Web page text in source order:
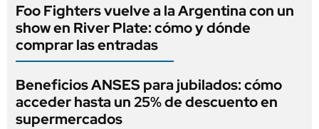
Foo Fighters vuelve a la Argentina con un
show en River Plate: cómo y dónde
comprar las entradas
Beneficios ANSES para jubilados: cómo
acceder hasta un 25% de descuento en
supermercados